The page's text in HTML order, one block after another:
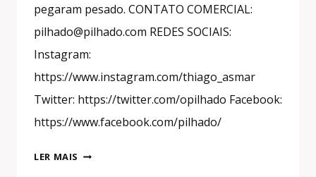
pegaram pesado. CONTATO COMERCIAL:
pilhado@pilhado.com REDES SOCIAIS:
Instagram:
https://www.instagram.com/thiago_asmar
Twitter: https://twitter.com/opilhado Facebook:
https://www.facebook.com/pilhado/
LER MAIS CASAGRANDE